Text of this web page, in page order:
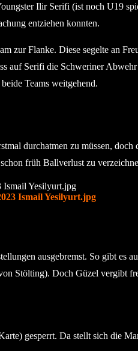
Ilir Serifi (ist noch U19
entziehen konnten.
zur Flanke. Diese segelte an
auf Serifi die Schweriner
Teams weitgehend.
durchatmen zu müssen,
früh Ballverlust zu
Ismail Yesilyurt.jpg
ausgebremst. So gibt
Stölting). Doch Güzel vergibt
gesperrt. Da stellt sich die